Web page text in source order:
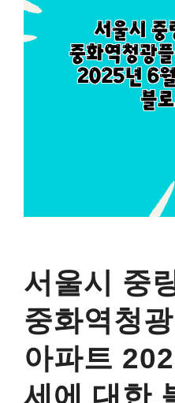
서울시 중
중화역청
아파트
세에 대한